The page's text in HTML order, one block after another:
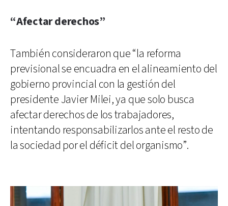
“Afectar derechos”
También consideraron que “la reforma
previsional se encuadra en el alineamiento del
gobierno provincial con la gestión del
presidente Javier Milei, ya que solo busca
afectar derechos de los trabajadores,
intentando responsabilizarlos ante el resto de
la sociedad por el déficit del organismo”.